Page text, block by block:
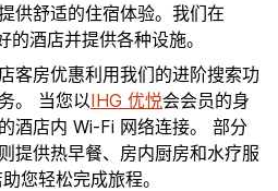
供舒适的住宿体验。我们在
酒店并提供各种设施。
客房优惠利用我们的进阶搜索功
。 当您以IHG 优悦会会员的身
酒店内 Wi-Fi 网络连接。 部分
提供热早餐、房内厨房和水疗服
您轻松完成旅程。